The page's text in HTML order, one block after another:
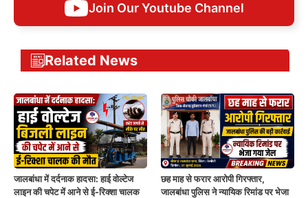
Join Our Youtube Channel
Related News
जालबांधा में दर्दनाक हादसा: हाई वोल्टेज
लाइन की चपेट में आने से ई-रिक्शा चालक
छह माह से फरार आरोपी गिरफ्तार,
जालबांधा पुलिस ने न्यायिक रिमांड पर भेजा